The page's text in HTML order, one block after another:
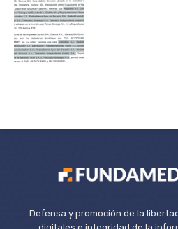
Defensa y promoción de la